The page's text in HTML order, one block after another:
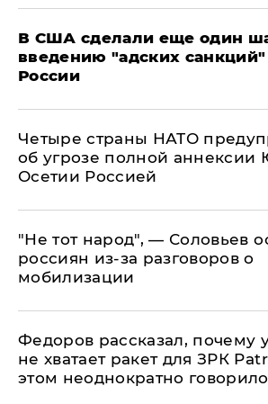
В США сделали еще один
введению "адских санкций"
России
Четыре страны НАТО
об угрозе полной
Осетии Россией
​"Не тот народ", — Соловьев
россиян из-за разговоров о
мобилизации
Федоров рассказал, почему
не хватает ракет для ЗРК
этом неоднократно